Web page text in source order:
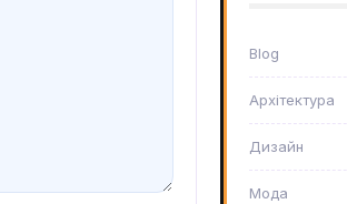
Blog
Архітектура
Дизайн
Мода